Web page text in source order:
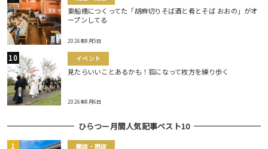
東船橋につくってた「胡麻切りそば酒と肴とそば おおの」がオ
ープンしてる
2026年8月5日
イベント
見たらいいことあるかも！狐になって枚方を練り歩く
2026年8月6日
ひらつー月間人気記事ベスト10
開店・閉店